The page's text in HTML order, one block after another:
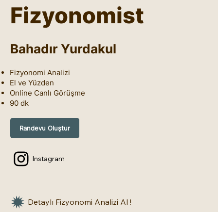
Fizyonomist
Bahadır Yurdakul
Fizyonomi Analizi
El ve Yüzden
Online Canlı Görüşme
90 dk
Randevu Oluştur
Instagram
Detaylı Fizyonomi Analizi Al !